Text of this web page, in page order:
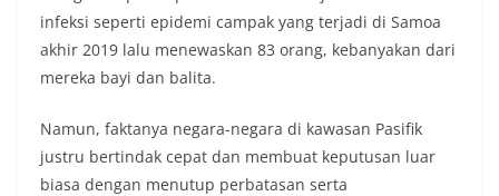
infeksi seperti epidemi campak yang terjadi di Samoa
akhir 2019 lalu menewaskan 83 orang, kebanyakan dari
mereka bayi dan balita.
Namun, faktanya negara-negara di kawasan Pasifik
justru bertindak cepat dan membuat keputusan luar
biasa dengan menutup perbatasan serta